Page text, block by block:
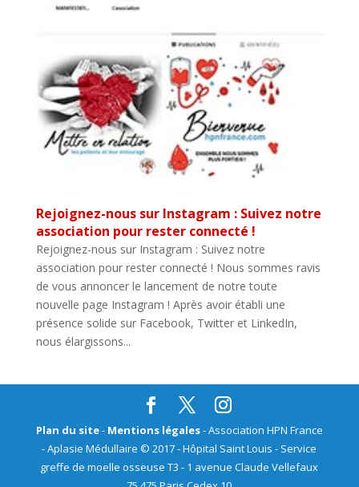
Rejoignez-nous sur Instagram : Suivez notre
association pour rester connecté !
Rejoignez-nous sur Instagram : Suivez notre
association pour rester connecté ! Nous sommes ravis
de vous annoncer le lancement de notre toute
nouvelle page Instagram ! Après avoir établi une
présence solide sur Facebook, Twitter et LinkedIn,
nous élargissons...
Plan du site- Mentions légales- Association HPN France
- Aplasie Médullaire © 2017 - Hôpital Saint Louis - Service
greffe de moelle osseuse T3 - 1 avenue Claude Vellefaux